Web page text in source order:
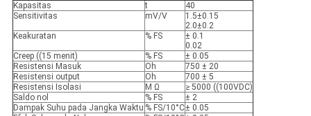
Kapasitas t
40
Sensitivitas
mV/V
1.5±0.15
2.0±0.2
Keakuratan
% FS
± 0.1
0.02
Creep ((15 menit)
% FS
± 0.05
Resistensi Masuk
Oh
750 ± 20
Resistensi output
Oh
700 ± 5
Resistensi Isolasi
M Ω
≥ 5000 ((100VDC)
Saldo nol
% FS
± 2
Dampak Suhu pada Jangka Waktu % FS/10°C± 0.05